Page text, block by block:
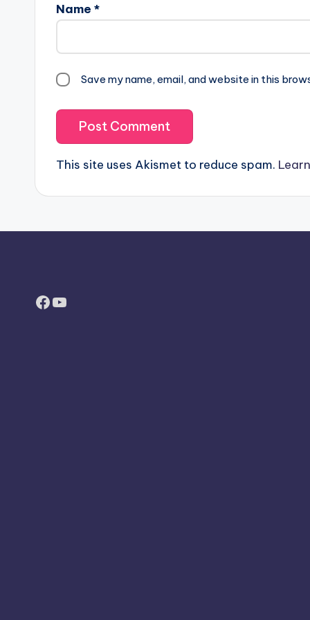
Name *
Save my name, email, and website in this
This site uses Akismet to reduce spam.
Facebook
YouTube